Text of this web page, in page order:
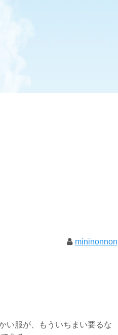
mininonnon
い服が、もういちまい要るな